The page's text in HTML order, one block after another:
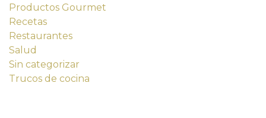
Productos Gourmet
Recetas
Restaurantes
Salud
Sin categorizar
Trucos de cocina